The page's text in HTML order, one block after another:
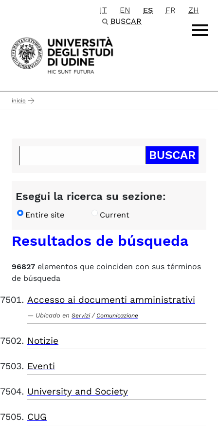
Passa al contenuto principale
IT EN ES FR
ZH
BUSCAR
inicio
Esegui la ricerca su sezione:
Entire site Current
Resultados de búsqueda
96827 elementos que coinciden con sus términos
de búsqueda
Accesso ai documenti amministrativi
Ubicado en Servizi / Comunicazione
Notizie
Eventi
University and Society
CUG